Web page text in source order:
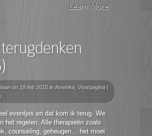
Learn More
on 19 feb 2015 in Amerika Voorpagina |
eventjes en dat kom ik terug. We
het regelen. Alle therapieën zoals
counseling, geheugen… het moet